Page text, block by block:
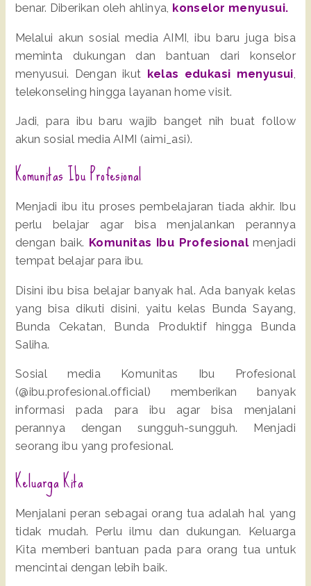
benar. Diberikan oleh ahlinya, konselor menyusui.
Melalui akun sosial media AIMI, ibu baru juga bisa
meminta dukungan dan bantuan dari konselor
menyusui. Dengan ikut kelas edukasi menyusui
telekonseling hingga layanan home visit.
Jadi, para ibu baru wajib banget nih buat follow
akun sosial media AIMI (aimi_asi).
Komunitas Ibu Profesional
Menjadi ibu itu proses pembelajaran tiada akhir. Ibu
perlu belajar agar bisa menjalankan perannya
dengan baik. Komunitas Ibu Profesionalmenjadi
tempat belajar para ibu.
Disini ibu bisa belajar banyak hal. Ada banyak kelas
yang bisa dikuti disini, yaitu kelas Bunda Sayang,
Bunda Cekatan, Bunda Produktif hingga Bunda
Saliha.
Sosial media Komunitas Ibu Profesional
(@ibu.profesional.official) memberikan banyak
informasi pada para ibu agar bisa menjalani
perannya dengan sungguh-sungguh. Menjadi
seorang ibu yang profesional.
Keluarga Kita
Menjalani peran sebagai orang tua adalah hal yang
tidak mudah. Perlu ilmu dan dukungan. Keluarga
Kita memberi bantuan pada para orang tua untuk
mencintai dengan lebih baik.